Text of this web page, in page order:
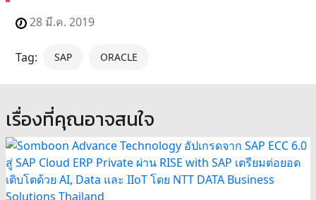
28 มี.ค. 2019
Tag: SAP ORACLE
เรื่องที่คุณอาจสนใจ